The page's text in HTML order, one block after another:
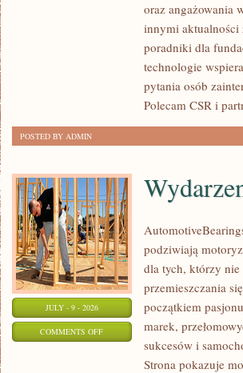
PUBLICZNEoraz angażowania
innymi aktualności
poradniki dla
technologie
pytania osób
Polecam CSR i
POSTED BY ADMIN
JULY - 9 - 2026
COMMENTS OFFON
WYDARZENIA
podziwiają
dla tych, którzy nie
przemieszczania
początkiem
marek,
sukcesów i
Strona pokazuje